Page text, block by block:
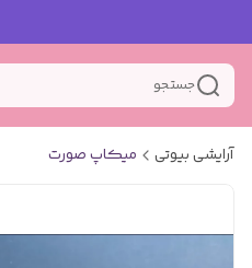
جستجو
آرایشی بیوتی میکاپ صورت